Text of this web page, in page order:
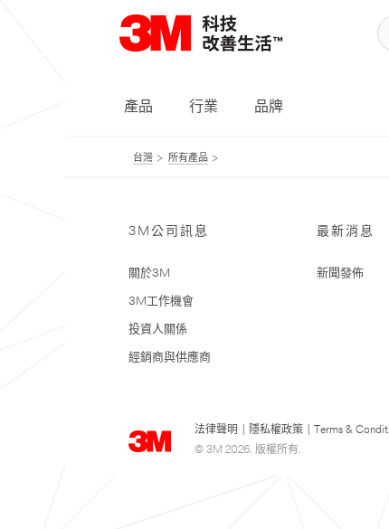
產品 行業 品牌
台灣 所有產品
3M公司訊息
關於3M
3M工作機會
投資人關係
經銷商與供應商
最新消息
新聞發佈
法律聲明 隱私權政策 Terms &
© 3M 2026. 版權所有.